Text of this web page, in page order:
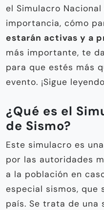
el Simulacro
importancia, cómo
estarán activas y a
más importante, te
para que estés más
evento. ¡Sigue
¿Qué es el
de Sismo?
Este simulacro es
por las autoridades
a la población en
especial sismos, que
país. Se trata de una